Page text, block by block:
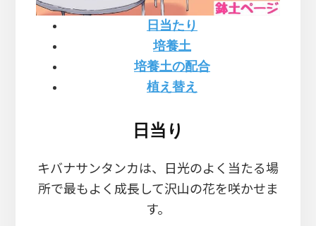
日当たり
培養土
培養土の配合
植え替え
日当り
キバナサンタンカは、日光のよく当たる場
所で最もよく成長して沢山の花を咲かせま
す。